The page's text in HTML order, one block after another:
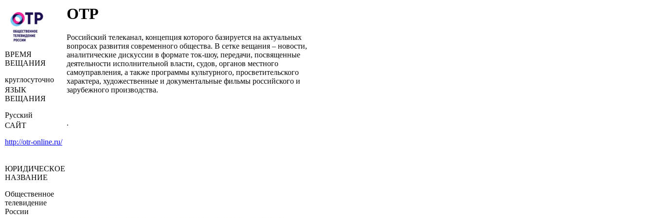
ОТР
Российский телеканал, концепция которого базируется на актуальных
вопросах развития современного общества. В сетке вещания – новости,
аналитические дискуссии в формате ток‑шоу, передачи, посвященные
деятельности исполнительной власти, судов, органов местного
самоуправления, а также программы культурного, просветительского
характера, художественные и документальные фильмы российского и
зарубежного производства.
.
ВРЕМЯ
ВЕЩАНИЯ
круглосуточно
ЯЗЫК
ВЕЩАНИЯ
Русский
САЙТ
http://otr-online.ru/
ЮРИДИЧЕСКОЕ
НАЗВАНИЕ
Общественное
телевидение
России